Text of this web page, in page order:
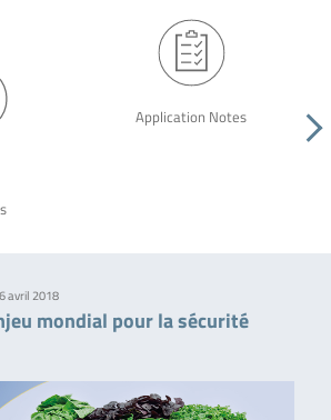
Application Notes
avril 2018
mondial pour la sécurité